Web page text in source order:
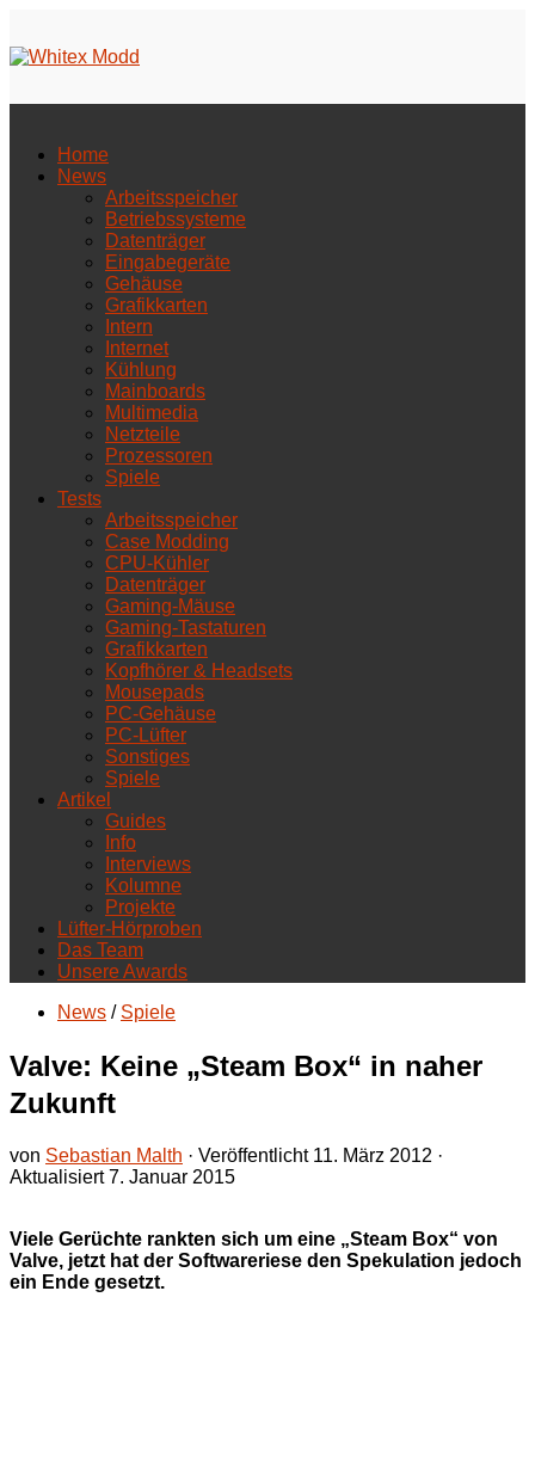
Home
News
Arbeitsspeicher
Betriebssysteme
Datenträger
Eingabegeräte
Gehäuse
Grafikkarten
Intern
Internet
Kühlung
Mainboards
Multimedia
Netzteile
Prozessoren
Spiele
Tests
Arbeitsspeicher
Case Modding
CPU-Kühler
Datenträger
Gaming-Mäuse
Gaming-Tastaturen
Grafikkarten
Kopfhörer & Headsets
Mousepads
PC-Gehäuse
PC-Lüfter
Sonstiges
Spiele
Artikel
Guides
Info
Interviews
Kolumne
Projekte
Lüfter-Hörproben
Das Team
Unsere Awards
News / Spiele
Valve: Keine „Steam Box“ in naher
Zukunft
von Sebastian Malth · Veröffentlicht 11. März 2012 ·
Aktualisiert7. Januar 2015
Viele Gerüchte rankten sich um eine „Steam Box“ von
Valve, jetzt hat der Softwareriese den Spekulation jedoch
ein Ende gesetzt.